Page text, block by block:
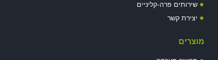
שירותים פרה-קליניים
יצירת קשר
מוצרים